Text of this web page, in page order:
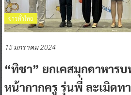
ข่าวทั่วไทย
15 มกราคม 2024
“ทิชา” ยกเคสมุกดาหารบ
หน้ากากครู รุ่นพี่ ละเมิดท